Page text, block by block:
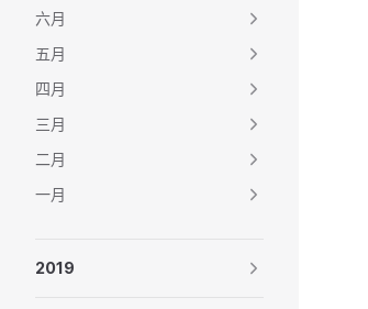
六月
五月
四月
三月
二月
一月
2019